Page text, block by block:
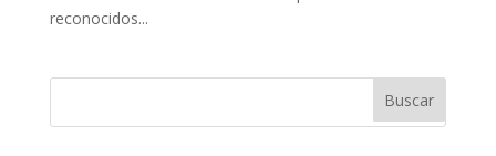
reconocidos...